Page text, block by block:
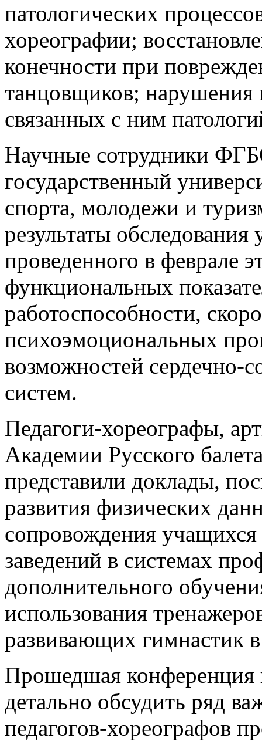
патологических
хореографии;
конечности при
танцовщиков;
связанных с ним
Научные сотрудники
государственный
спорта, молодежи и
результаты
проведенного в феврале
функциональных
работоспособности,
психоэмоциональных
возможностей сердечно-
систем.
Педагоги-хореографы,
Академии Русского
представили доклады,
развития физических
сопровождения
заведений в системах
дополнительного
использования
развивающих гимнастик
Прошедшая конференция
детально обсудить ряд
педагогов-хореографов